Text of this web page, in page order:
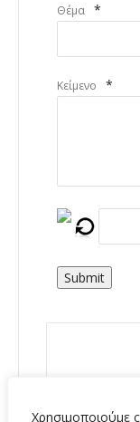
Χρησιμοποιούμε
Θέμα *
Κείμενο *
Submit